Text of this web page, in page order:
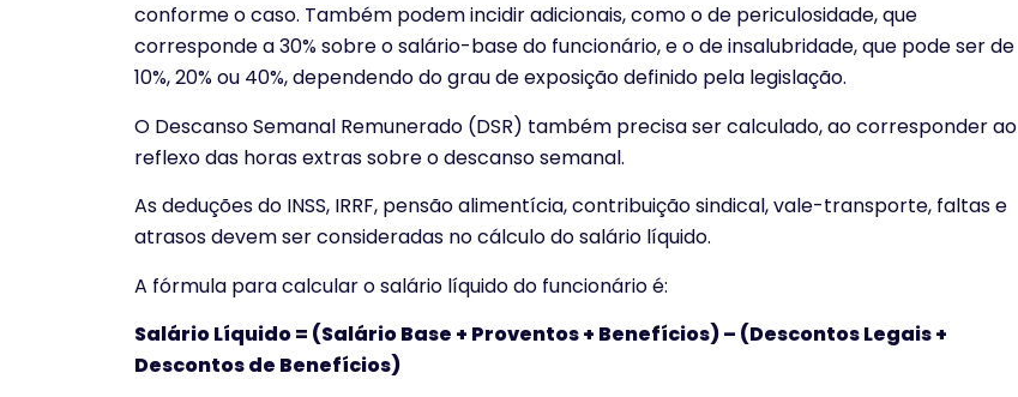
conforme o caso. Também podem incidir adicionais, como o de periculosidade, que
corresponde a 30% sobre o salário-base do funcionário, e o de insalubridade, que pode ser de
10%, 20% ou 40%, dependendo do grau de exposição definido pela legislação.
O Descanso Semanal Remunerado (DSR) também precisa ser calculado, ao corresponder ao
reflexo das horas extras sobre o descanso semanal.
As deduções do INSS, IRRF, pensão alimentícia, contribuição sindical, vale-transporte, faltas e
atrasos devem ser consideradas no cálculo do salário líquido.
A fórmula para calcular o salário líquido do funcionário é:
Salário Líquido = (Salário Base + Proventos + Benefícios) – (Descontos Legais +
Descontos de Benefícios)